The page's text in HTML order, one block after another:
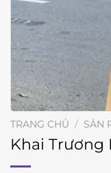
TRANG CHỦ / SẢN
Khai Trương